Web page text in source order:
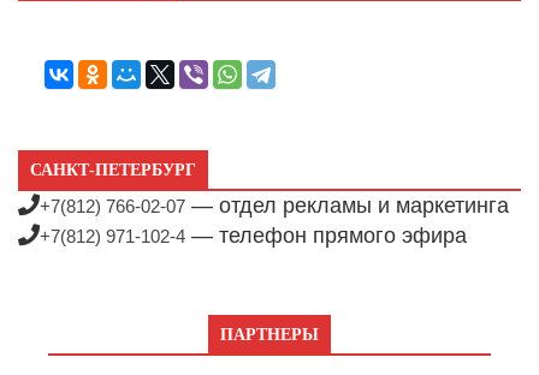
САНКТ-ПЕТЕРБУРГ
+7(812) 766-02-07 — отдел рекламы и маркетинга
+7(812) 971-102-4 — телефон прямого эфира
ПАРТНЕРЫ